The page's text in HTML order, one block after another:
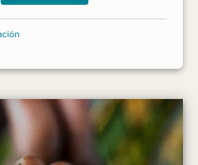
oficinas
autoridades cubanas
pastor para presionarlo a
en su obediencia a
de la opresión de las
Oremos también
sirva como